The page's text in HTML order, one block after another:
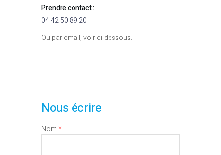
Prendre contact :
04 42 50 89 20
Ou par email, voir ci-dessous.
Nous écrire
Nom